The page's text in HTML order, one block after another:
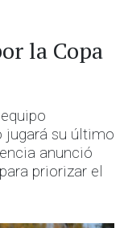
la Copa
jugará su último
anunció
priorizar el